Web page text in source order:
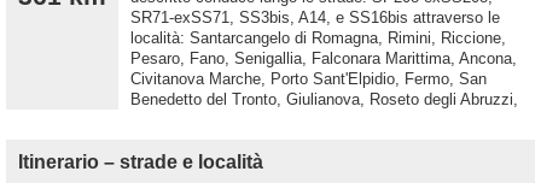
SR71-exSS71, SS3bis, A14, e SS16bis attraverso le
località: Santarcangelo di Romagna, Rimini, Riccione,
Pesaro, Fano, Senigallia, Falconara Marittima, Ancona,
Civitanova Marche, Porto Sant'Elpidio, Fermo, San
Benedetto del Tronto, Giulianova, Roseto degli Abruzzi,
Itinerario – strade e località